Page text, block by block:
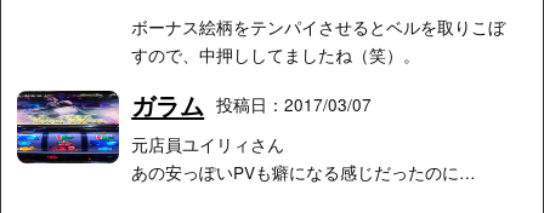
ボーナス絵柄をテンパイさせるとベルを取りこぼ
すので、中押ししてましたね（笑）。
ガラム 投稿日：2017/03/07
元店員ユイリィさん
あの安っぽいPVも癖になる感じだったのに…